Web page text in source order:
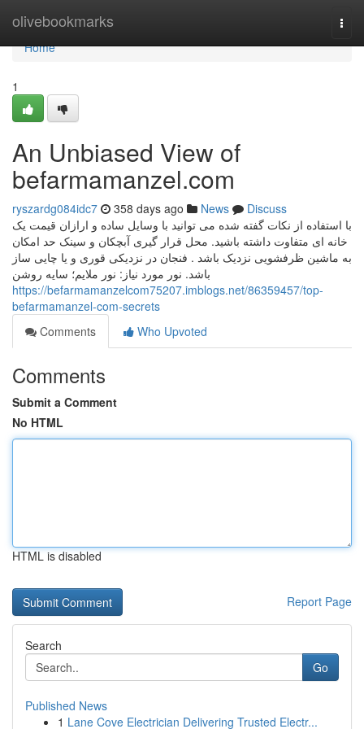
olivebookmarks
Home
Home
1
An Unbiased View of
befarmamanzel.com
ryszardg084idc7 358 days ago News
Discuss
با استفاده از نکات گفته شده می توانید با وسایل ساده و ارازان قیمت یک
خانه ای متفاوت داشته باشید. محل قرار گیری آبچکان و سینک حد امکان
به ماشین ظرفشویی نزدیک باشد . فنجان در نزدیکی قوری و یا چایی ساز
باشد. نور مورد نیاز: نور ملایم؛ سایه روشن
https://befarmamanzelcom75207.imblogs.net/86359457/top-
befarmamanzel-com-secrets
Comments
Who Upvoted
Comments
Submit a Comment
No HTML
HTML is disabled
Report Page
Search
Go
Published News
1 Lane Cove Electrician Delivering Trusted Electr...